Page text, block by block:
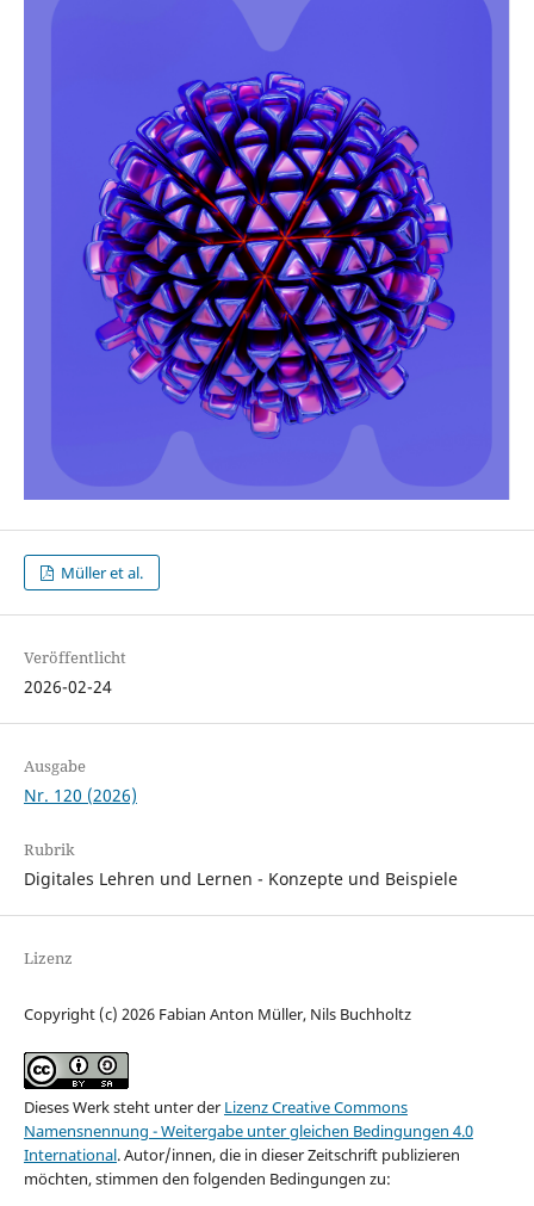
Müller et al.
Veröffentlicht
2026-02-24
Ausgabe
Nr. 120 (2026)
Rubrik
Digitales Lehren und Lernen - Konzepte und Beispiele
Lizenz
Copyright (c) 2026 Fabian Anton Müller, Nils Buchholtz
Dieses Werk steht unter der Lizenz Creative Commons
Namensnennung - Weitergabe unter gleichen Bedingungen 4.0
International.Autor/innen, die in dieser Zeitschrift publizieren
möchten, stimmen den folgenden Bedingungen zu: